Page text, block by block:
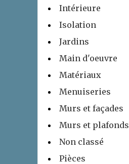
Intérieure
Isolation
Jardins
Main d'oeuvre
Matériaux
Menuiseries
Murs et façades
Murs et plafonds
Non classé
Pièces